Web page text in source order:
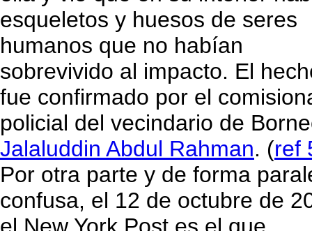
esqueletos y huesos de seres
humanos que no habían
sobrevivido al impacto. El
fue confirmado por el
policial del vecindario de
Jalaluddin Abdul Rahman. (ref
Por otra parte y de forma
confusa, el 12 de octubre de